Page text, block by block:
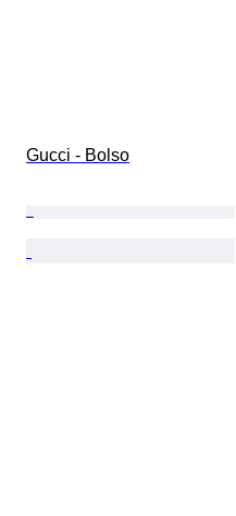
Gucci - Bolso